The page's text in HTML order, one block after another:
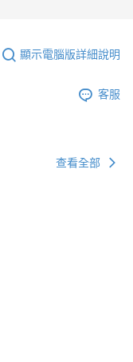
顯示電腦版詳細說明
客服
查看全部